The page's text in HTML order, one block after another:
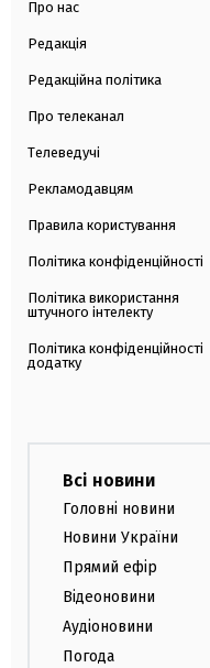
Про нас
Редакція
Редакційна політика
Про телеканал
Телеведучі
Рекламодавцям
Правила користування
Політика конфіденційності
Політика використання
штучного інтелекту
Політика конфіденційності
додатку
Всі новини
Головні новини
Новини України
Прямий ефір
Відеоновини
Аудіоновини
Погода